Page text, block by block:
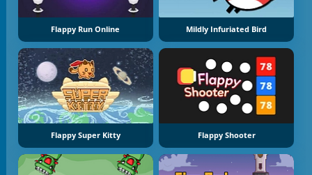
Flappy Run Online Mildly Infuriated Bird
Flappy Super Kitty Flappy Shooter